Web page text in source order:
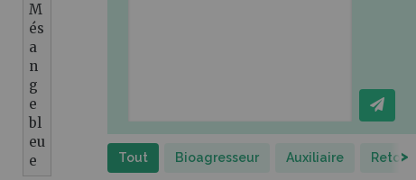
M
és
a
n
g
e
bl
eu
e
Tout Bioagresseur Auxiliaire >